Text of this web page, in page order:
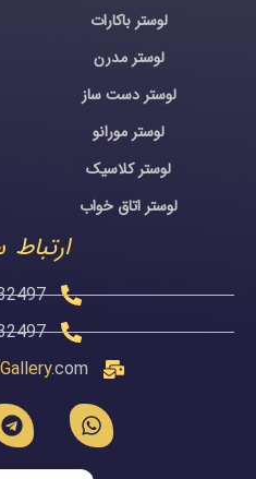
لوستر باکارات
لوستر مدرن
لوستر دست ساز
لوستر مورانو
لوستر کلاسیک
لوستر اتاق خواب
.com